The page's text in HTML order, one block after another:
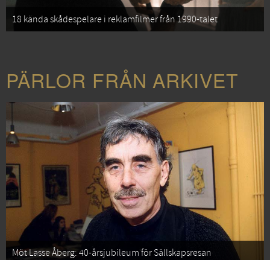
18 kända skådespelare i reklamfilmer från 1990-talet
PÄRLOR FRÅN ARKIVET
Möt Lasse Åberg: 40-årsjubileum för Sällskapsresan